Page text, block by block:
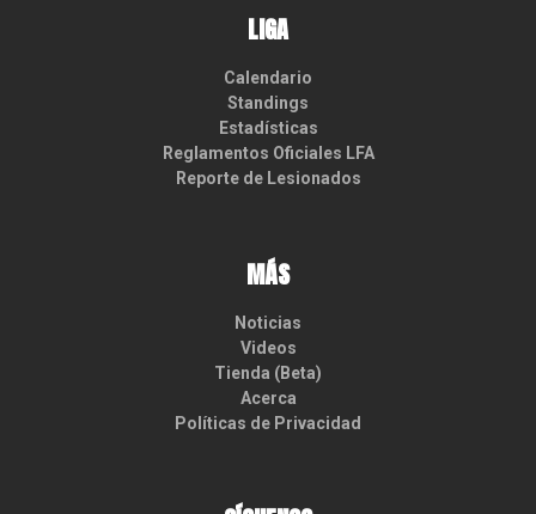
LIGA
Calendario
Standings
Estadísticas
Reglamentos Oficiales LFA
Reporte de Lesionados
MÁS
Noticias
Videos
Tienda (Beta)
Acerca
Políticas de Privacidad